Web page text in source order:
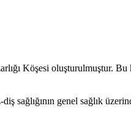
Köşesi oluşturulmuştur.
sağlığının genel sağlık